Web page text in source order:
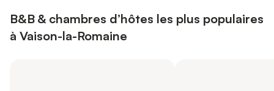
B&B & chambres d’hôtes les plus populaires
à Vaison-la-Romaine